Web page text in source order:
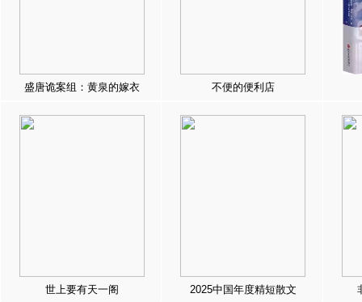
盛唐诡案组：黄泉的嫁衣 不便的便利店
世上要有天一阁 2025中国年度精短散文